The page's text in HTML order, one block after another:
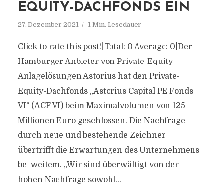
EQUITY-DACHFONDS EIN
27. Dezember 2021 1 Min. Lesedauer
Click to rate this post![Total: 0 Average: 0]Der
Hamburger Anbieter von Private-Equity-
Anlagelösungen Astorius hat den Private-
Equity-Dachfonds „Astorius Capital PE Fonds
VI“ (ACF VI) beim Maximalvolumen von 125
Millionen Euro geschlossen. Die Nachfrage
durch neue und bestehende Zeichner
übertrifft die Erwartungen des Unternehmens
bei weitem. „Wir sind überwältigt von der
hohen Nachfrage sowohl...